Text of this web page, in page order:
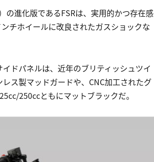
の進化版であるFSRは、実用的かつ存在感
チホイールに改良されたガスショックな
ドパネルは、近年のブリティッシュツイ
ス製マッドガードや、CNC加工されたグ
250ccともにマットブラックだ。